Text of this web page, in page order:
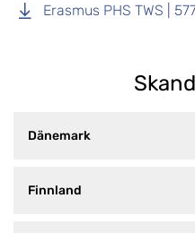
Erasmus PHS TWS |
Dänemark
Finnland